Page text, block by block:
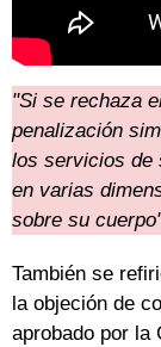
"Si se rechaza
penalización
los servicios de
en varias
sobre su
También se
la objeción de
aprobado por la